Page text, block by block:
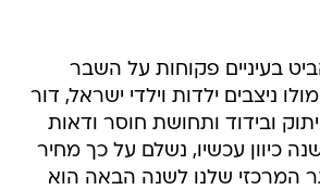
בעיניים פקוחות על השבר
ניצבים ילדות וילדי ישראל, דור
ובידוד ותחושת חוסר ודאות
כיוון עכשיו, נשלם על כך מחיר
המרכזי שלנו לשנה הבאה הוא